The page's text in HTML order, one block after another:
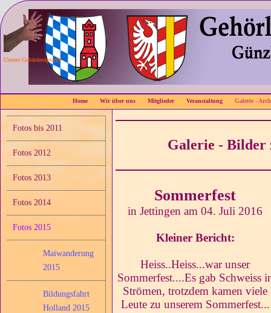
Unsere Gebärdensprache
Home Wir über uns Mitglieder Veranstaltung Galerie -
Fotos bis 2011
Fotos 2012
Fotos 2013
Fotos 2014
Fotos 2015
Maiwanderung
2015
Bildungsfahrt
Holland 2015
Galerie - Bilder
Sommerfest
in Jettingen am 04. Juli 2016
Kleiner Bericht:
Heiss..Heiss...war unser
Sommerfest....Es gab Schweiss
Strömen, trotzdem kamen viele
Leute zu unserem Sommerfest...